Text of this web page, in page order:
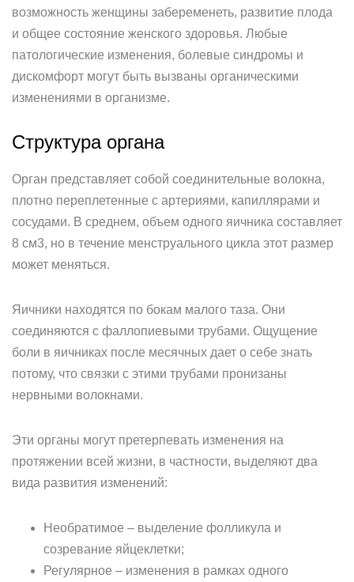
возможность женщины забеременеть, развитие плода
и общее состояние женского здоровья. Любые
патологические изменения, болевые синдромы и
дискомфорт могут быть вызваны органическими
изменениями в организме.
Структура органа
Орган представляет собой соединительные волокна,
плотно переплетенные с артериями, капиллярами и
сосудами. В среднем, объем одного яичника составляет
8 см3, но в течение менструального цикла этот размер
может меняться.
Яичники находятся по бокам малого таза. Они
соединяются с фаллопиевыми трубами. Ощущение
боли в яичниках после месячных дает о себе знать
потому, что связки с этими трубами пронизаны
нервными волокнами.
Эти органы могут претерпевать изменения на
протяжении всей жизни, в частности, выделяют два
вида развития изменений:
Необратимое – выделение фолликула и
созревание яйцеклетки;
Регулярное – изменения в рамках одного